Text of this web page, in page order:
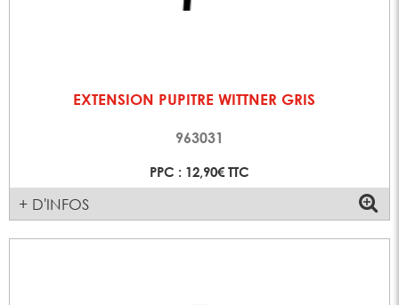
EXTENSION PUPITRE WITTNER GRIS
963031
PPC : 12,90€ TTC
+ D'INFOS